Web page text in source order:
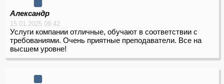
Александр
15.01.2025 09:42
Услуги компании отличные, обучают в соответствии с
требованиями. Очень приятные преподаватели. Все на
высшем уровне!